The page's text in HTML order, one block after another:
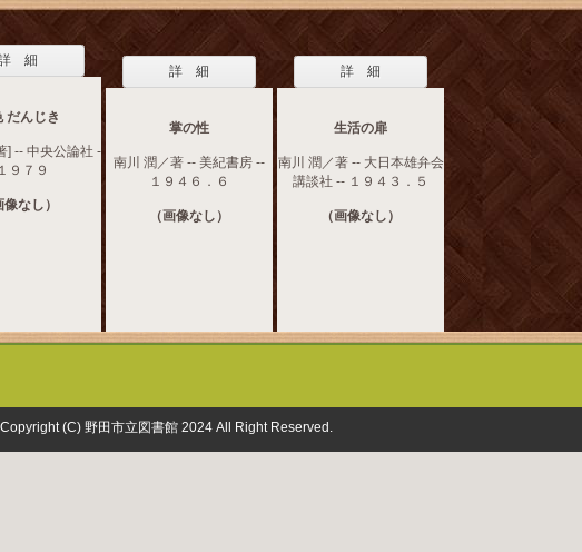
細
だんじき
] -- 中央公論社 -
９７９
像なし）
詳 細
掌の性
南川 潤／著 -- 美紀書房 --
１９４６．６
（画像なし）
詳 細
生活の扉
南川 潤／著 -- 大日本雄弁会
講談社 -- １９４３．５
（画像なし）
Copyright (C) 野田市立図書館 2024 All Right Reserved.